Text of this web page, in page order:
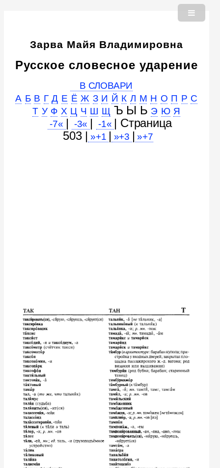
Зарва Майя Владимировна
Русское словесное ударение
В СЛОВАРИ
А Б В Г Д Е Ё Ж З И Й К Л М Н О П Р С
Т У Ф Х Ц Ч Ш Щ Ъ Ы Ь Э Ю Я
-7« | -3« | -1« | Cтраница
503 | »+1 | »+3 | »+7